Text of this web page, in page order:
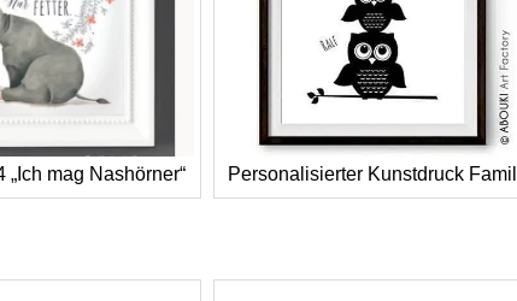
„Ich mag Nashörner“ Personalisierter Kunstdruck